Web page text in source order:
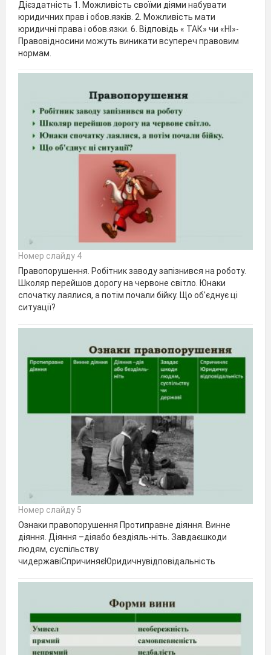
Дієздатність 1. Можливість своїми діями набувати
юридичних прав і обов.язків. 2. Можливість мати
юридичні права і обов.язки. 6. Відповідь « ТАК» чи «НІ»-
Правовідносини можуть виникати всупереч правовим
нормам.
Номер слайду 4
Правопорушення. Робітник заводу запізнився на роботу.
Школяр перейшов дорогу на червоне світло. Юнаки
спочатку лаялися, а потім почали бійку. Що об'єднує ці
ситуації?
Номер слайду 5
Ознаки правопорушення Протиправне діяння. Винне
діяння. Діяння –діяабо бездіяль-ніть. Завдаєшкоди
людям, суспільству
чидержавіСпричиняєЮридичнувідповідальність